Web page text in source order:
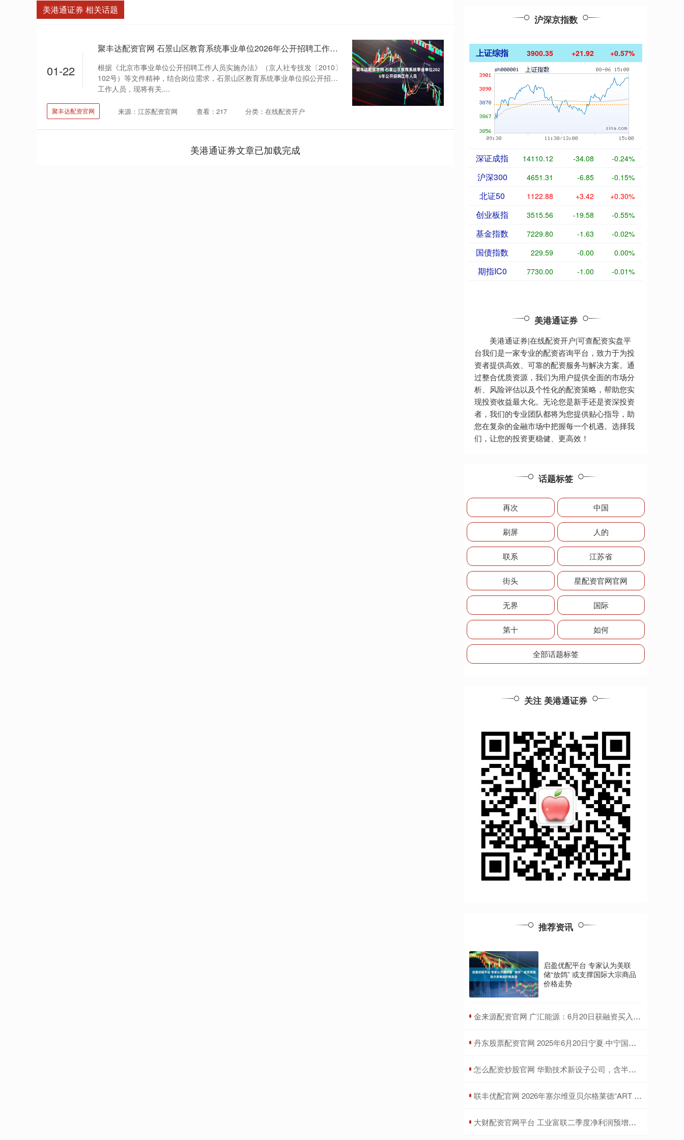
美港通证券 相关话题
01-22
聚丰达配资官网 石景山区教育系统事业单位2026年公开招聘工作人员
根据《北京市事业单位公开招聘工作人员实施办法》（京人社专技发〔2010〕
102号）等文件精神，结合岗位需求，石景山区教育系统事业单位拟公开招聘
工作人员，现将有关....
聚丰达配资官网 来源：江苏配资官网 查看：217 分类：在线配资开户
美港通证券文章已加载完成
沪深京指数
上证综指 3900.35 +21.92 +0.57%
深证成指 14110.12 -34.08 -0.24%
沪深300 4651.31 -6.85 -0.15%
北证50 1122.88 +3.42 +0.30%
创业板指 3515.56 -19.58 -0.55%
基金指数 7229.80 -1.63 -0.02%
国债指数 229.59 -0.00 0.00%
期指IC0 7730.00 -1.00 -0.01%
美港通证券
美港通证券|在线配资开户|可查配资实盘平
台我们是一家专业的配资咨询平台，致力于为投
资者提供高效、可靠的配资服务与解决方案。通
过整合优质资源，我们为用户提供全面的市场分
析、风险评估以及个性化的配资策略，帮助您实
现投资收益最大化。无论您是新手还是资深投资
者，我们的专业团队都将为您提供贴心指导，助
您在复杂的金融市场中把握每一个机遇。选择我
们，让您的投资更稳健、更高效！
话题标签
再次 中国
刷屏 人的
联系 江苏省
街头 星配资官网官网
无界 国际
第十 如何
全部话题标签
关注 美港通证券
推荐资讯
启盈优配平台 专家认为美联
储“放鸽” 或支撑国际大宗商品
价格走势
​金来源配资官网 广汇能源：6月20日获融资买入6182.80万元
​丹东股票配资官网 2025年6月20日宁夏·中宁国际枸杞交易中心价格行情
​怎么配资炒股官网 华勤技术新设子公司，含半导体器件相关业务
​联丰优配官网 2026年塞尔维亚贝尔格莱德“ART STARS”国际大赛
​大财配资官网平台 工业富联二季度净利润预增约五成，云计算业务高速增长